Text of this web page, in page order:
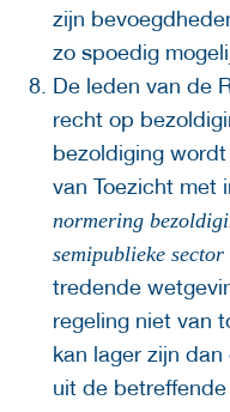
zijn
zo spoedig
De leden van de
recht op
bezoldiging
van Toezicht met
normering
semipublieke sector
tredende
regeling niet van
kan lager zijn
uit de